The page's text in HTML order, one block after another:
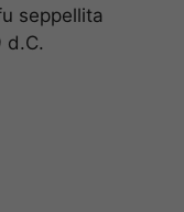
seppellita
d.C.